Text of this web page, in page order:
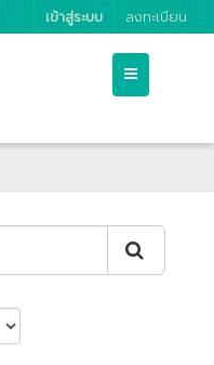
เข้าสู่ระบบ ลงทะเบียน